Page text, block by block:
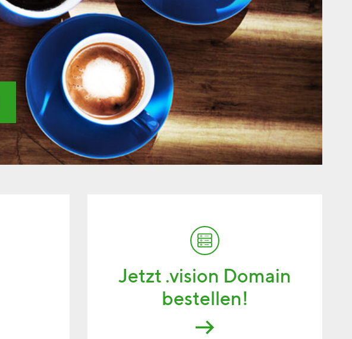
Jetzt .vision Domain
bestellen!